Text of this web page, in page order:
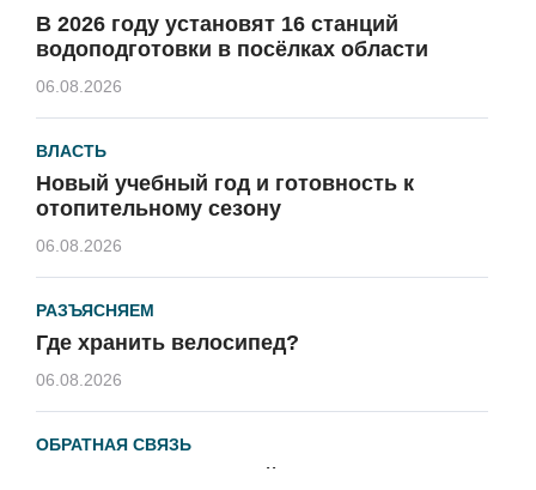
В 2026 году установят 16 станций
водоподготовки в посёлках области
06.08.2026
ВЛАСТЬ
Новый учебный год и готовность к
отопительному сезону
06.08.2026
РАЗЪЯСНЯЕМ
Где хранить велосипед?
06.08.2026
ОБРАТНАЯ СВЯЗЬ
Администрация онлайн